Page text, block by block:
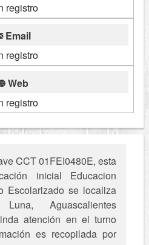
registro
Email
registro
Web
registro
CCT 01FEI0480E, esta
inicial Educacion
Escolarizado se localiza
Aguascalientes
atención en el turno
es recopilada por